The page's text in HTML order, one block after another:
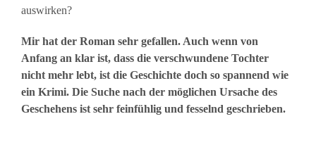
auswirken?
Mir hat der Roman sehr gefallen. Auch wenn von
Anfang an klar ist, dass die verschwundene Tochter
nicht mehr lebt, ist die Geschichte doch so spannend wie
ein Krimi. Die Suche nach der möglichen Ursache des
Geschehens ist sehr feinfühlig und fesselnd geschrieben.